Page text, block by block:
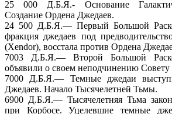
25 000 Д.Б.Я.- Основание
Создание Ордена Джедаев.
24 500 Д.Б.Я.— Первый Большой
фракция джедаев под
(Xendor), восстала против Ордена
7003 Д.Б.Я.— Второй Большой
объявили о своем неподчинению Совету
7000 Д.Б.Я.— Темные джедаи
Джедаев. Начало Тысячелетней Тьмы.
6900 Д.Б.Я.— Тысячелетняя Тьма
при Корбосе. Уцелевшие темные